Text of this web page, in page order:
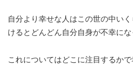
自分より幸せな人はこの世の中い
けるとどんどん自分自身が不幸にな
これについてはどこに注目するか